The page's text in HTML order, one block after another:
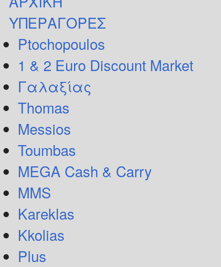
ΥΠΕΡΑΓΟΡΕΣ
Ptochopoulos
1 & 2 Euro Discount Market
Γαλαξίας
Thomas
Messios
Toumbas
MEGA Cash & Carry
MMS
Kareklas
Kkolias
Plus